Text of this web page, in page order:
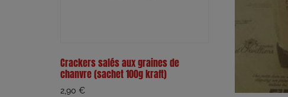
Crackers salés aux graines de
chanvre (sachet 100g kraft)
2,90 €